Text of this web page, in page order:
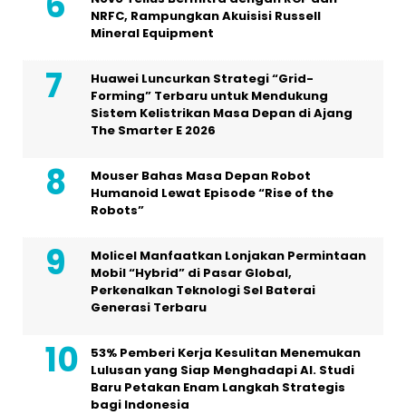
NRFC, Rampungkan Akuisisi Russell
Mineral Equipment
Huawei Luncurkan Strategi “Grid-
Forming” Terbaru untuk Mendukung
Sistem Kelistrikan Masa Depan di Ajang
The Smarter E 2026
Mouser Bahas Masa Depan Robot
Humanoid Lewat Episode “Rise of the
Robots”
Molicel Manfaatkan Lonjakan Permintaan
Mobil “Hybrid” di Pasar Global,
Perkenalkan Teknologi Sel Baterai
Generasi Terbaru
53% Pemberi Kerja Kesulitan Menemukan
Lulusan yang Siap Menghadapi AI. Studi
Baru Petakan Enam Langkah Strategis
bagi Indonesia